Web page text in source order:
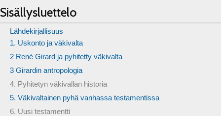
Sisällysluettelo
Lähdekirjallisuus
1. Uskonto ja väkivalta
2 René Girard ja pyhitetty väkivalta
3 Girardin antropologia
4. Pyhitetyn väkivallan historia
5. Väkivaltainen pyhä vanhassa testamentissa
6. Uusi testamentti